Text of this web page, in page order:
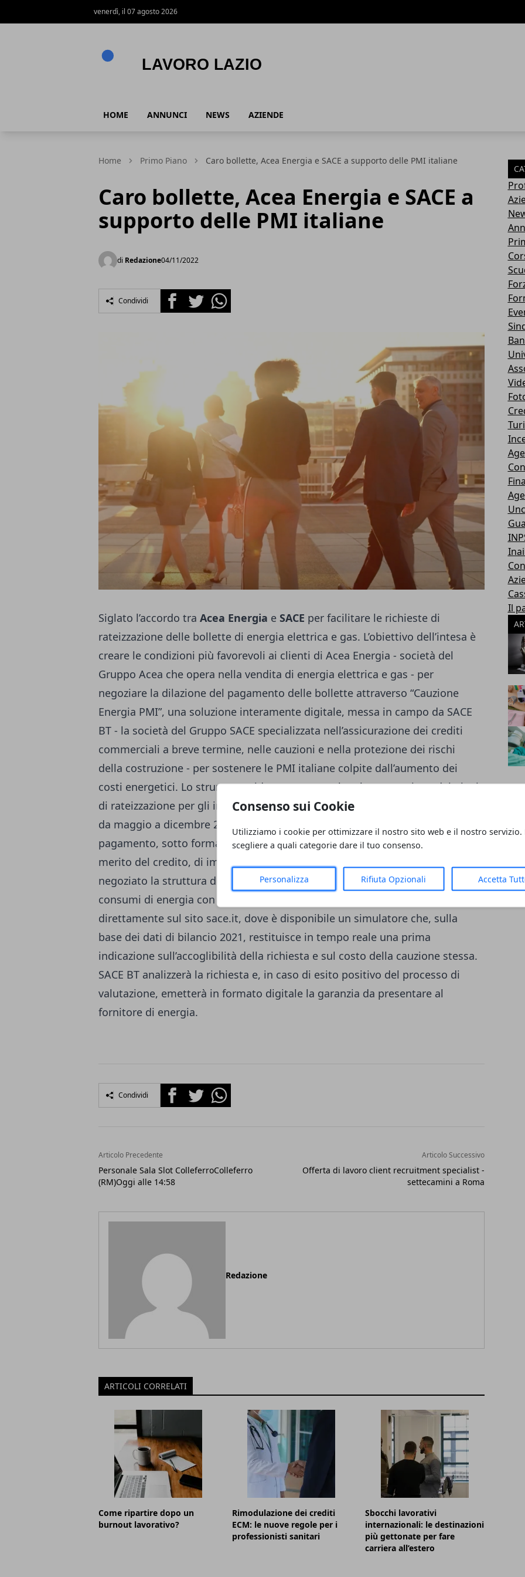
Consenso sui Cookie
Utilizziamo i cookie per ottimizzare il nostro sito web e il nostro servizio.
scegliere a quali categorie dare il tuo consenso.
Personalizza Rifiuta Opzionali Accetta
venerdì, il 07 agosto 2026
HOME ANNUNCI NEWS AZIENDE
Home Primo Piano Caro bollette, Acea Energia e SACE a supporto delle PMI italiane
Caro bollette, Acea Energia e SACE a
supporto delle PMI italiane
di Redazione04/11/2022
Condividi FacebookTwitterWhatsapp
Siglato l’accordo tra Acea Energia e SACE per facilitare le richieste di
rateizzazione delle bollette di energia elettrica e gas. L’obiettivo dell’intesa è
creare le condizioni più favorevoli ai clienti di Acea Energia - società del
Gruppo Acea che opera nella vendita di energia elettrica e gas - per
negoziare la dilazione del pagamento delle bollette attraverso “Cauzione
Energia PMI”, una soluzione interamente digitale, messa in campo da SACE
BT - la società del Gruppo SACE specializzata nell’assicurazione dei crediti
commerciali a breve termine, nelle cauzioni e nella protezione dei rischi
della costruzione - per sostenere le PMI italiane colpite dall’aumento dei
costi energetici. Lo strumento, ideato per agevolare la concessione dei piani
di rateizzazione per gli importi relativi ai consumi di energia elettrica e gas
da maggio a dicembre 2022, consente alle aziende di offrire una garanzia di
pagamento, sotto forma di cauzione, rilasciata solo dopo la valutazione del
merito del credito, di importo pari alle fatture dilazionate. Le PMI, dopo aver
negoziato la struttura del piano di rateizzazione di una o più fatture per i
consumi di energia con il proprio fornitore, potranno richiedere la cauzione
direttamente sul sito sace.it, dove è disponibile un simulatore che, sulla
base dei dati di bilancio 2021, restituisce in tempo reale una prima
indicazione sull’accoglibilità della richiesta e sul costo della cauzione stessa.
SACE BT analizzerà la richiesta e, in caso di esito positivo del processo di
valutazione, emetterà in formato digitale la garanzia da presentare al
fornitore di energia.
Condividi FacebookTwitterWhatsapp
Articolo Precedente
Personale Sala Slot ColleferroColleferro
(RM)Oggi alle 14:58
Articolo Successivo
Offerta di lavoro client recruitment specialist -
settecamini a Roma
Redazione
ARTICOLI CORRELATI
Come ripartire dopo un
burnout lavorativo?
Rimodulazione dei crediti
ECM: le nuove regole per i
professionisti sanitari
Sbocchi lavorativi
internazionali: le destinazioni
più gettonate per fare
carriera all’estero
Il